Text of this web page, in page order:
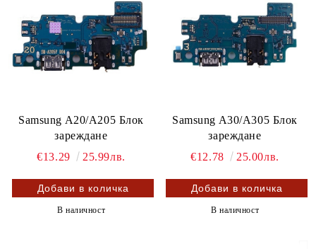
Samsung A20/A205 Блок
зареждане
€13.29
25.99лв.
В наличност
Samsung A30/A305 Блок
зареждане
€12.78
25.00лв.
В наличност